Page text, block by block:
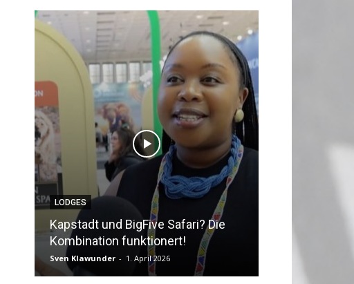
LODGES
Kapstadt und BigFive Safari? Die
Kombination funktionert!
Sven Klawunder - 1. April 2026